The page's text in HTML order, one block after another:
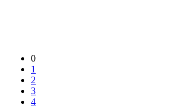
0
1
2
3
4